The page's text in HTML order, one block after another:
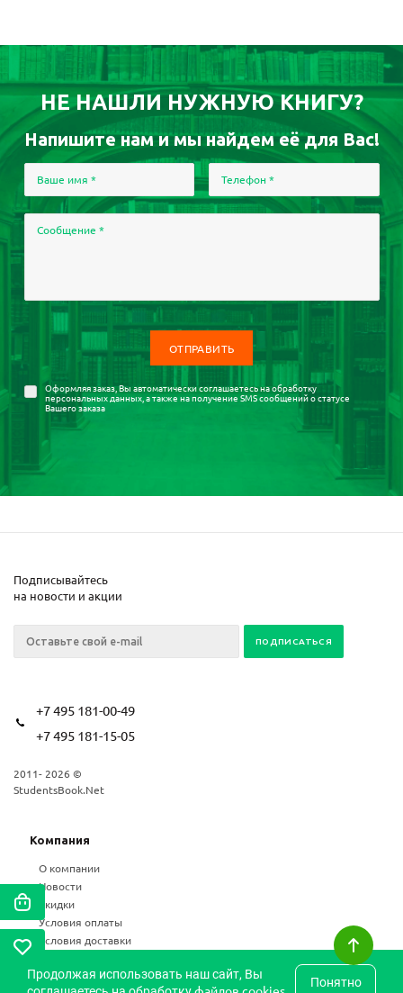
НЕ НАШЛИ НУЖНУЮ КНИГУ?
Напишите нам и мы найдем её для Вас!
Ваше имя * Телефон *
Сообщение *
Оформляя заказ, Вы автоматически соглашаетесь наобработку
персональных данных, а также на получение SMS сообщений о статусе
Вашего заказа
Подписывайтесь
на новости и акции
+7 495 181-00-49
+7 495 181-15-05
2011- 2026 ©
StudentsBook.Net
Компания
О компании
Новости
Скидки
Условия оплаты
Условия доставки
Статьи
Продолжая использовать наш сайт, Вы
Понятно